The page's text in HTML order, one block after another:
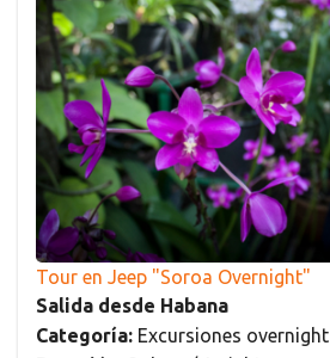
Tour en Jeep "Soroa Overnight"
Salida desde Habana
Categoría: Excursiones overnight